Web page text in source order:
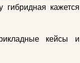
гибридная кажется
кейсы и